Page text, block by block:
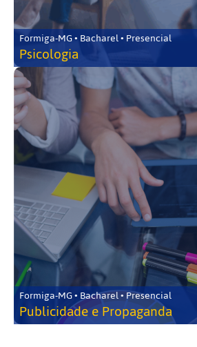
Formiga-MG • Bacharel • Presencial
Psicologia
Formiga-MG • Bacharel • Presencial
Publicidade e Propaganda